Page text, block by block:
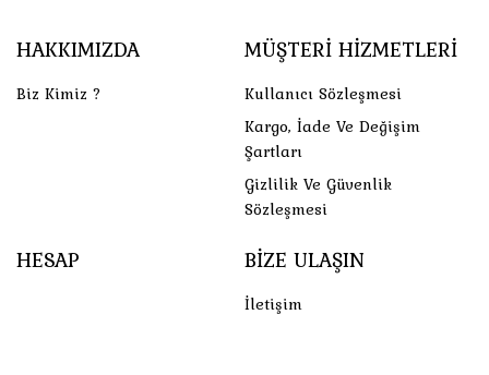
HAKKIMIZDA
Biz Kimiz ?
MÜŞTERI HIZMETLERI
Kullanıcı Sözleşmesi
Kargo, İade Ve Değişim
Şartları
Gizlilik Ve Güvenlik
Sözleşmesi
HESAP BIZE ULAŞIN
İletişim